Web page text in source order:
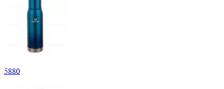
5880